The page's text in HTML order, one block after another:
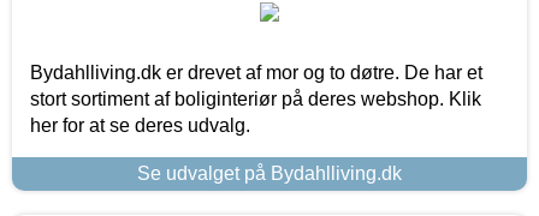
Bydahlliving.dk er drevet af mor og to døtre. De har et
stort sortiment af boliginteriør på deres webshop. Klik
her for at se deres udvalg.
Se udvalget på Bydahlliving.dk